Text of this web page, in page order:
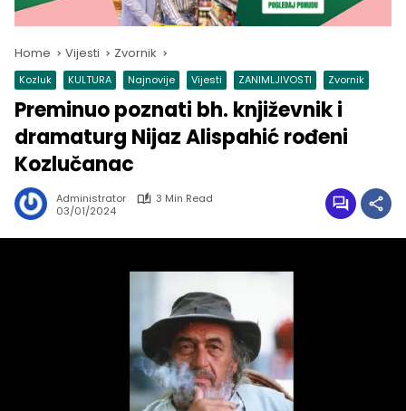
Home Vijesti Zvornik
Kozluk KULTURA Najnovije Vijesti ZANIMLJIVOSTI Zvornik
Preminuo poznati bh. književnik i
dramaturg Nijaz Alispahić rođeni
Kozlučanac
Administrator
3 Min Read
03/01/2024